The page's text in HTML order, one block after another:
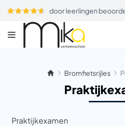
door leerlingen
Bromfietsrijles
Praktijkexamen